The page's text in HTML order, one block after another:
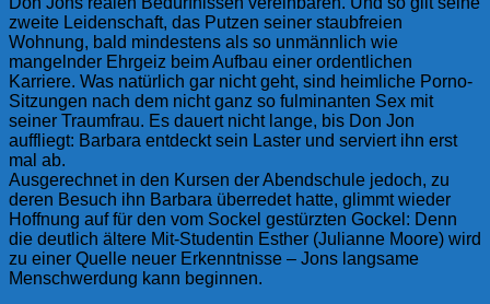
zweite Leidenschaft, das Putzen seiner staubfreien
Wohnung, bald mindestens als so unmännlich wie
mangelnder Ehrgeiz beim Aufbau einer ordentlichen
Karriere. Was natürlich gar nicht geht, sind heimliche Porno-
Sitzungen nach dem nicht ganz so fulminanten Sex mit
seiner Traumfrau. Es dauert nicht lange, bis Don Jon
auffliegt: Barbara entdeckt sein Laster und serviert ihn erst
mal ab.
Ausgerechnet in den Kursen der Abendschule jedoch, zu
deren Besuch ihn Barbara überredet hatte, glimmt wieder
Hoffnung auf für den vom Sockel gestürzten Gockel: Denn
die deutlich ältere Mit-Studentin Esther (Julianne Moore) wird
zu einer Quelle neuer Erkenntnisse – Jons langsame
Menschwerdung kann beginnen.